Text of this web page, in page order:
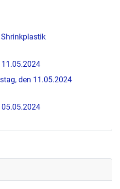
den 11.05.2024